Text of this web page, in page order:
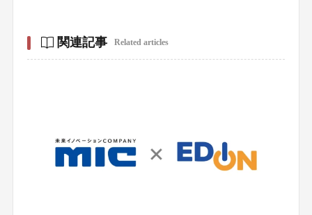
関連記事 Related articles